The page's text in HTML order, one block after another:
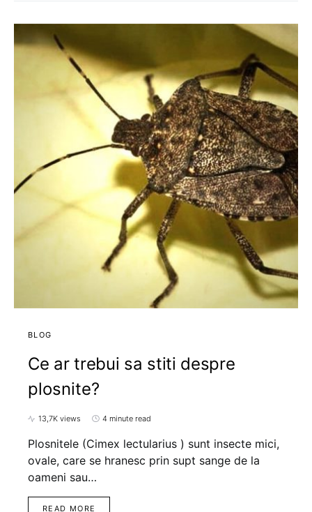
BLOG
Ce ar trebui sa stiti despre
plosnite?
13,7K views 4 minute read
Plosnitele (Cimex lectularius ) sunt insecte mici,
ovale, care se hranesc prin supt sange de la
oameni sau…
READ MORE